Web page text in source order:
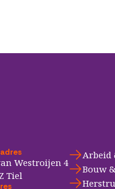
Westroijen 4
Tiel
Arbeid
Bouw